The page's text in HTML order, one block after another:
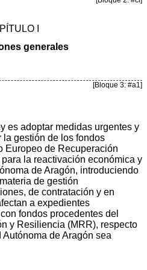
I
generales
[Bloque 3: #a1]
es adoptar medidas urgentes y
gestión de los fondos
Europeo de Recuperación
la reactivación económica y
de Aragón, introduciendo
de gestión
de contratación y en
a expedientes
fondos procedentes del
y Resiliencia (MRR), respecto
de Aragón sea